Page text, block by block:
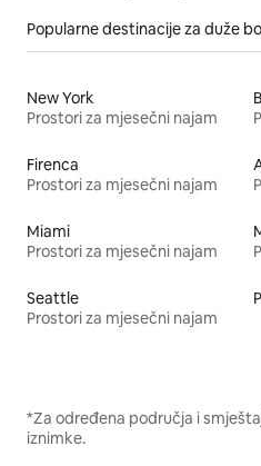
Popularne destinacije za duže
New York
Prostori za mjesečni najam
Firenca
Prostori za mjesečni najam
Miami
Prostori za mjesečni najam
Seattle
Prostori za mjesečni najam
*Za određena područja i
iznimke.